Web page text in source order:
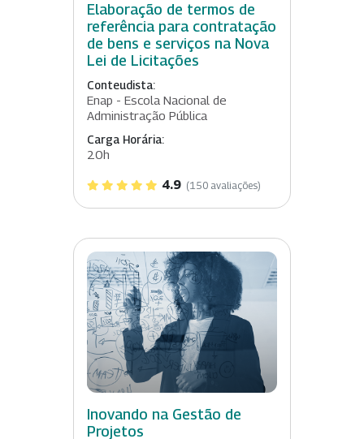
Elaboração de termos de
referência para contratação
de bens e serviços na Nova
Lei de Licitações
Conteudista:
Enap - Escola Nacional de
Administração Pública
Carga Horária:
20h
4.9 (150 avaliações)
Inovando na Gestão de
Projetos